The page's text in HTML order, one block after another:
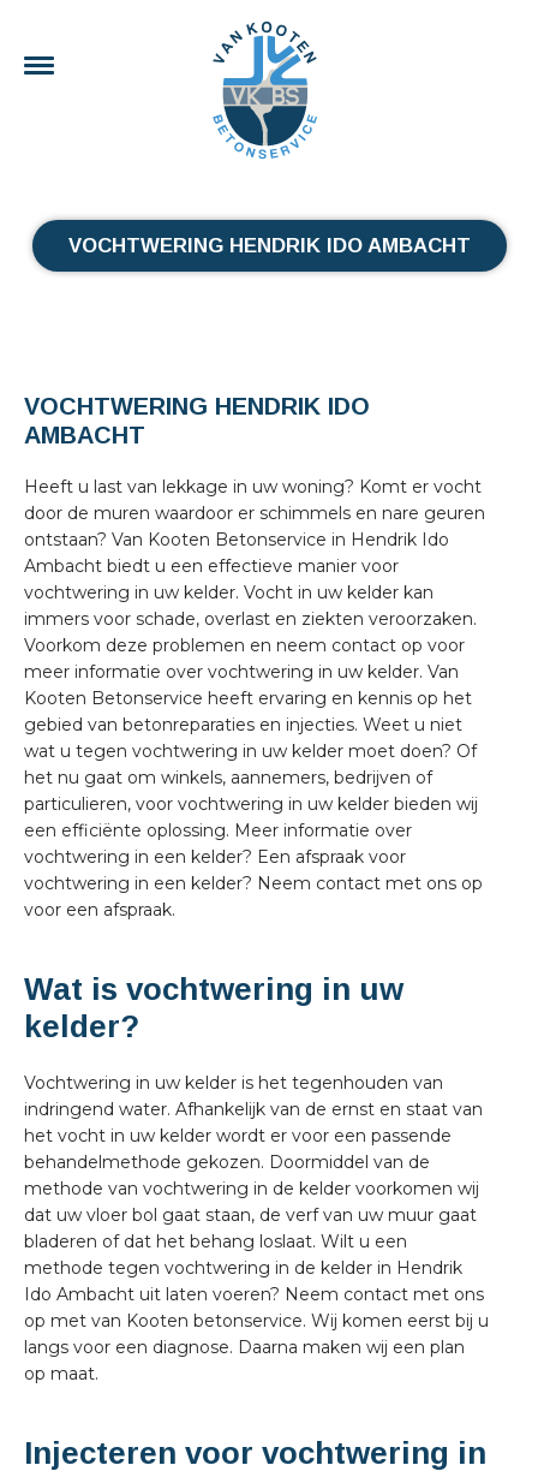
VOCHTWERING HENDRIK IDO AMBACHT
VOCHTWERING HENDRIK IDO
AMBACHT
Heeft u last van lekkage in uw woning? Komt er vocht
door de muren waardoor er schimmels en nare geuren
ontstaan? Van Kooten Betonservice in Hendrik Ido
Ambacht biedt u een effectieve manier voor
vochtwering in uw kelder. Vocht in uw kelder kan
immers voor schade, overlast en ziekten veroorzaken.
Voorkom deze problemen en neem contact op voor
meer informatie over vochtwering in uw kelder. Van
Kooten Betonservice heeft ervaring en kennis op het
gebied van betonreparaties en injecties. Weet u niet
wat u tegen vochtwering in uw kelder moet doen? Of
het nu gaat om winkels, aannemers, bedrijven of
particulieren, voor vochtwering in uw kelder bieden wij
een efficiënte oplossing. Meer informatie over
vochtwering in een kelder? Een afspraak voor
vochtwering in een kelder? Neem contact met ons op
voor een afspraak.
Wat is vochtwering in uw
kelder?
Vochtwering in uw kelder is het tegenhouden van
indringend water. Afhankelijk van de ernst en staat van
het vocht in uw kelder wordt er voor een passende
behandelmethode gekozen. Doormiddel van de
methode van vochtwering in de kelder voorkomen wij
dat uw vloer bol gaat staan, de verf van uw muur gaat
bladeren of dat het behang loslaat. Wilt u een
methode tegen vochtwering in de kelder in Hendrik
Ido Ambacht uit laten voeren? Neem contact met ons
op met van Kooten betonservice. Wij komen eerst bij u
langs voor een diagnose. Daarna maken wij een plan
op maat.
Injecteren voor vochtwering in